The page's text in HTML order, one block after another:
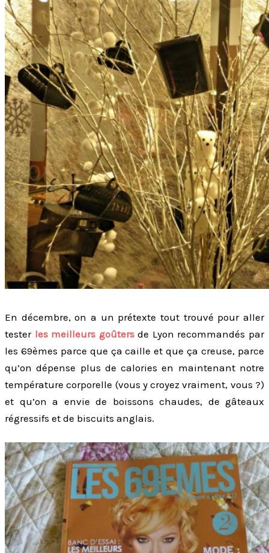
En décembre, on a un prétexte tout trouvé pour aller
tester les meilleurs goûters de Lyon recommandés par
les 69èmes parce que ça caille et que ça creuse, parce
qu’on dépense plus de calories en maintenant notre
température corporelle (vous y croyez vraiment, vous ?)
et qu’on a envie de boissons chaudes, de gâteaux
régressifs et de biscuits anglais.